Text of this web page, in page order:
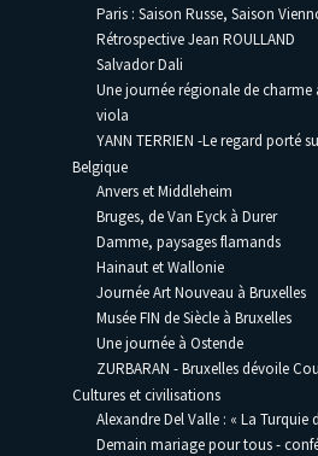
Paris : Saison Russe, Saison
Rétrospective Jean ROULLAND
Salvador Dali
Une journée régionale de charme
viola
YANN TERRIEN -Le regard porté
Belgique
Anvers et Middleheim
Bruges, de Van Eyck à Durer
Damme, paysages flamands
Hainaut et Wallonie
Journée Art Nouveau à Bruxelles
Musée FIN de Siècle à Bruxelles
Une journée à Ostende
ZURBARAN - Bruxelles dévoile
Cultures et civilisations
Alexandre Del Valle : « La
Demain mariage pour tous -